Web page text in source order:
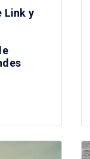
Link y